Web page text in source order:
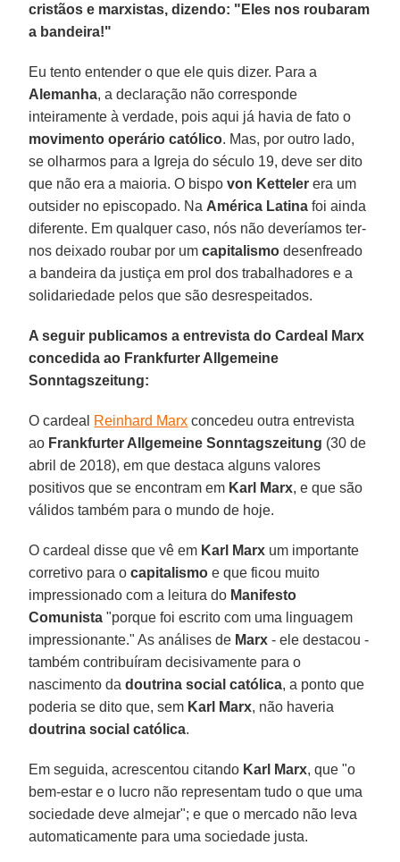
cristãos e marxistas, dizendo: "Eles nos roubaram
a bandeira!"
Eu tento entender o que ele quis dizer. Para a
Alemanha, a declaração não corresponde
inteiramente à verdade, pois aqui já havia de fato o
movimento operário católico. Mas, por outro lado,
se olharmos para a Igreja do século 19, deve ser dito
que não era a maioria. O bispovon Ketteler era um
outsider no episcopado. Na América Latina foi ainda
diferente. Em qualquer caso, nós não deveríamos ter-
nos deixado roubar por umcapitalismo desenfreado
a bandeira da justiça em prol dos trabalhadores e a
solidariedade pelos que são desrespeitados.
A seguir publicamos a entrevista do Cardeal Marx
concedida ao Frankfurter Allgemeine
Sonntagszeitung:
O cardeal Reinhard Marx concedeu outra entrevista
ao Frankfurter Allgemeine Sonntagszeitung (30 de
abril de 2018), em que destaca alguns valores
positivos que se encontram em Karl Marx, e que são
válidos também para o mundo de hoje.
O cardeal disse que vê em Karl Marx um importante
corretivo para ocapitalismo e que ficou muito
impressionado com a leitura do Manifesto
Comunista "porque foi escrito com uma linguagem
impressionante." As análises de Marx - ele destacou -
também contribuíram decisivamente para o
nascimento dadoutrina social católica, a ponto que
poderia se dito que, sem Karl Marx, não haveria
doutrina social católica.
Em seguida, acrescentou citando Karl Marx, que "o
bem-estar e o lucro não representam tudo o que uma
sociedade deve almejar"; e que o mercado não leva
automaticamente para uma sociedade justa.